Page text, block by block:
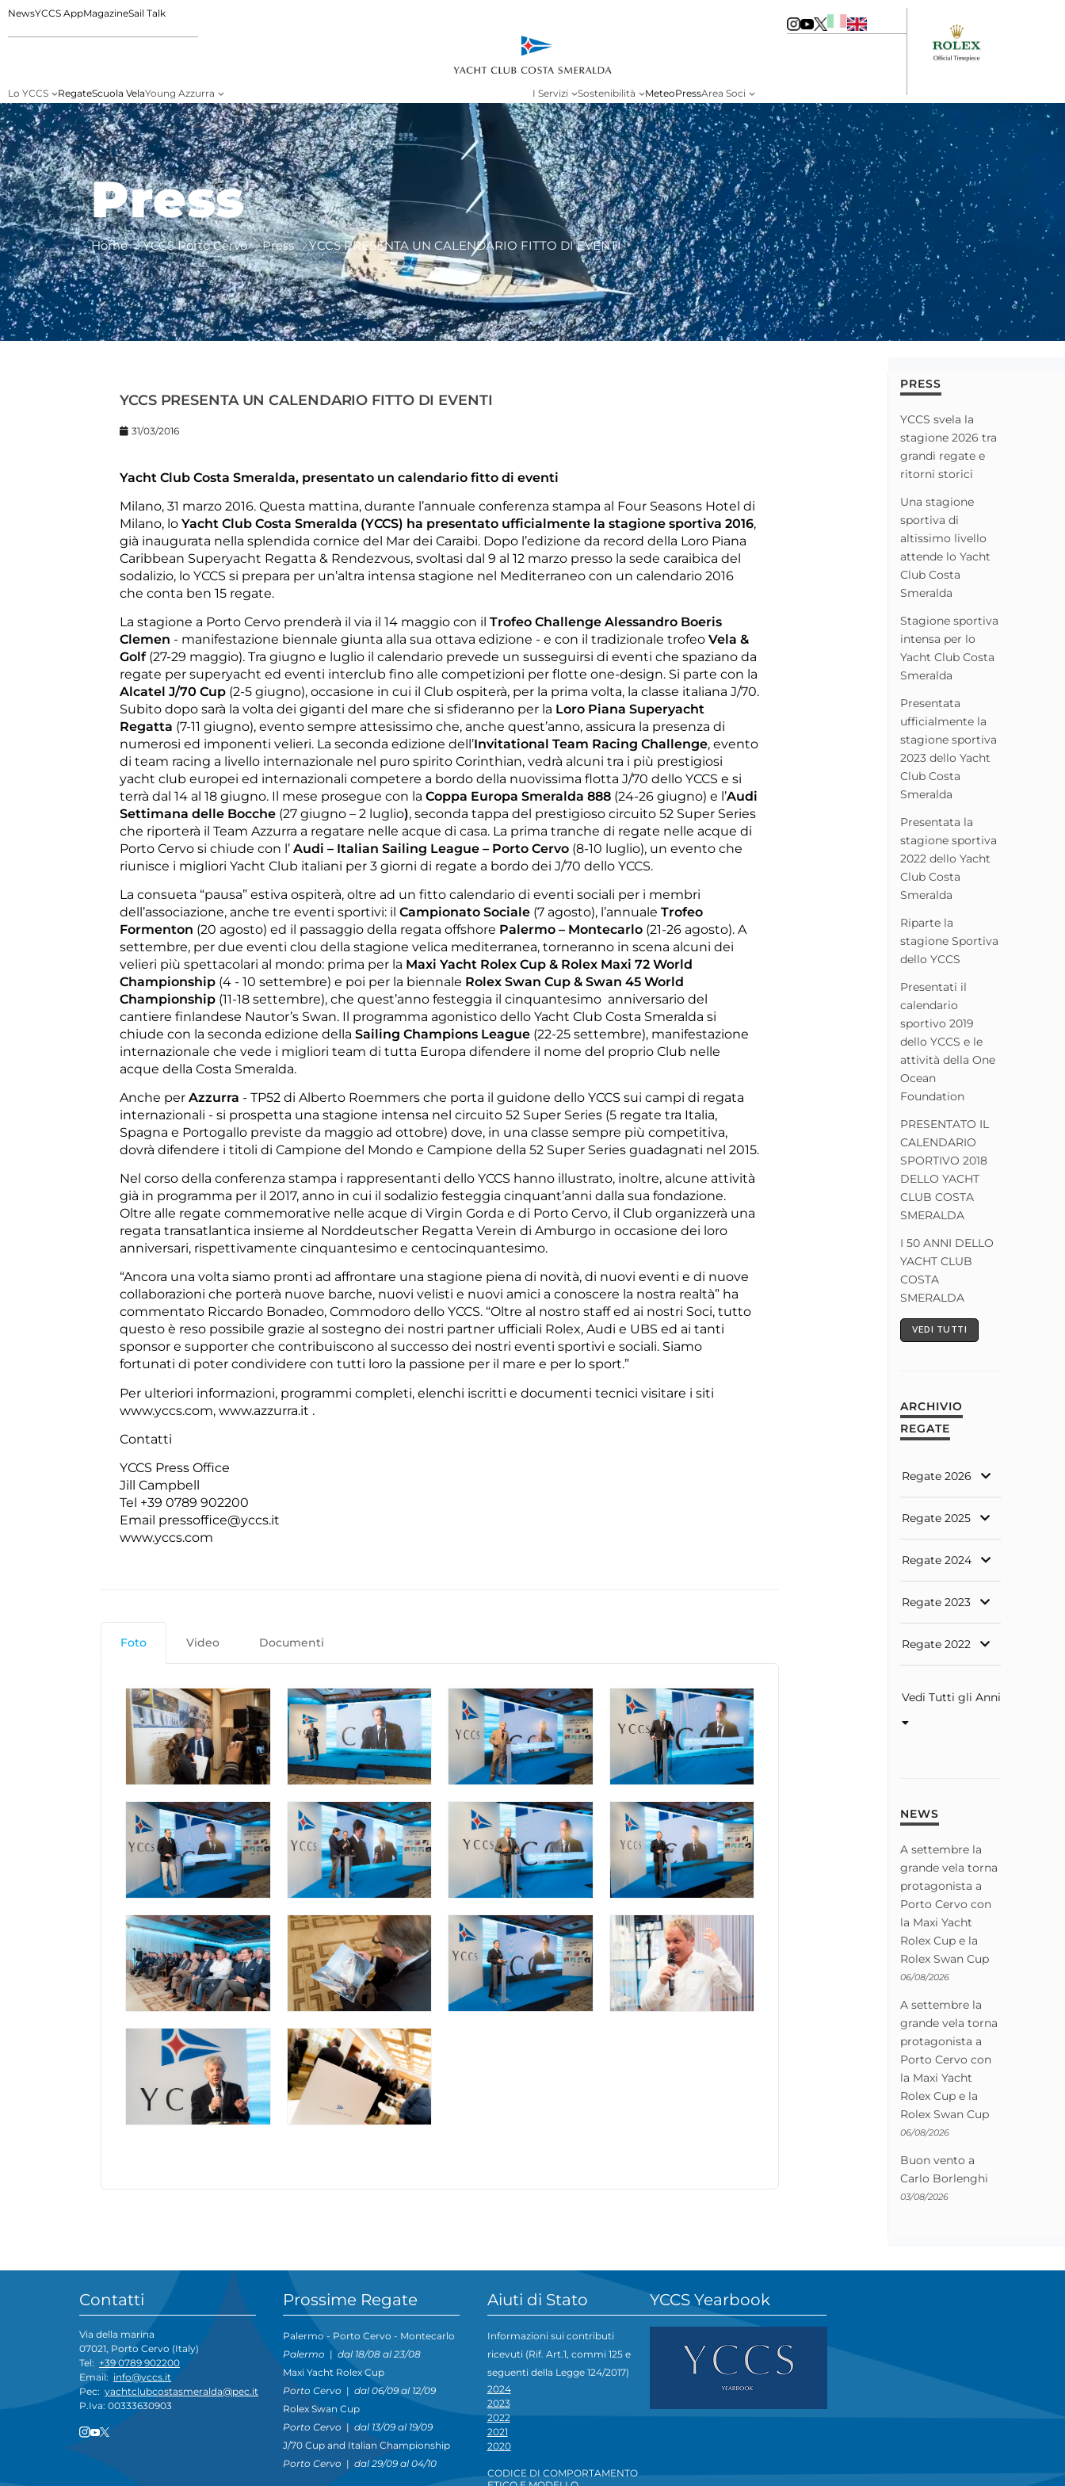
NewsYCCS AppMagazineSail Talk
Lo YCCS RegateScuola VelaYoung Azzurra I Servizi Sostenibilità MeteoPressArea Soci
Press
Home YCCS Porto Cervo Press YCCS PRESENTA UN CALENDARIO FITTO DI EVENTI
YCCS PRESENTA UN CALENDARIO FITTO DI EVENTI
31/03/2016
Yacht Club Costa Smeralda, presentato un calendario fitto di eventi
Milano, 31 marzo 2016. Questa mattina, durante l’annuale conferenza stampa al Four Seasons Hotel di
Milano, lo Yacht Club Costa Smeralda (YCCS) ha presentato ufficialmente la stagione sportiva 2016,
già inaugurata nella splendida cornice del Mar dei Caraibi. Dopo l’edizione da record della Loro Piana
Caribbean Superyacht Regatta & Rendezvous, svoltasi dal 9 al 12 marzo presso la sede caraibica del
sodalizio, lo YCCS si prepara per un’altra intensa stagione nel Mediterraneo con un calendario 2016
che conta ben 15 regate.
La stagione a Porto Cervo prenderà il via il 14 maggio con il Trofeo Challenge Alessandro Boeris
Clemen - manifestazione biennale giunta alla sua ottava edizione - e con il tradizionale trofeo Vela &
Golf(27-29 maggio). Tra giugno e luglio il calendario prevede un susseguirsi di eventi che spaziano da
regate per superyacht ed eventi interclub fino alle competizioni per flotte one-design. Si parte con la
Alcatel J/70 Cup (2-5 giugno), occasione in cui il Club ospiterà, per la prima volta, la classe italiana J/70.
Subito dopo sarà la volta dei giganti del mare che si sfideranno per la Loro Piana Superyacht
Regatta (7-11 giugno), evento sempre attesissimo che, anche quest’anno, assicura la presenza di
numerosi ed imponenti velieri. La seconda edizione dell’Invitational Team Racing Challenge, evento
di team racing a livello internazionale nel puro spirito Corinthian, vedrà alcuni tra i più prestigiosi
yacht club europei ed internazionali competere a bordo della nuovissima flotta J/70 dello YCCS e si
terrà dal 14 al 18 giugno. Il mese prosegue con la Coppa Europa Smeralda 888 (24-26 giugno) e l’Audi
Settimana delle Bocche (27 giugno – 2 luglio), seconda tappa del prestigioso circuito 52 Super Series
che riporterà il Team Azzurra a regatare nelle acque di casa. La prima tranche di regate nelle acque di
Porto Cervo si chiude con l’ Audi – Italian Sailing League – Porto Cervo (8-10 luglio), un evento che
riunisce i migliori Yacht Club italiani per 3 giorni di regate a bordo dei J/70 dello YCCS.
La consueta “pausa” estiva ospiterà, oltre ad un fitto calendario di eventi sociali per i membri
dell’associazione, anche tre eventi sportivi: il Campionato Sociale (7 agosto), l’annuale Trofeo
Formenton (20 agosto) ed il passaggio della regata offshore Palermo – Montecarlo (21-26 agosto). A
settembre, per due eventi clou della stagione velica mediterranea, torneranno in scena alcuni dei
velieri più spettacolari al mondo: prima per la Maxi Yacht Rolex Cup & Rolex Maxi 72 World
Championship (4 - 10 settembre) e poi per la biennale Rolex Swan Cup & Swan 45 World
Championship (11-18 settembre), che quest’anno festeggia il cinquantesimo anniversario del
cantiere finlandese Nautor’s Swan. Il programma agonistico dello Yacht Club Costa Smeralda si
chiude con la seconda edizione della Sailing Champions League (22-25 settembre), manifestazione
internazionale che vede i migliori team di tutta Europa difendere il nome del proprio Club nelle
acque della Costa Smeralda.
Anche per Azzurra - TP52 di Alberto Roemmers che porta il guidone dello YCCS sui campi di regata
internazionali - si prospetta una stagione intensa nel circuito 52 Super Series (5 regate tra Italia,
Spagna e Portogallo previste da maggio ad ottobre) dove, in una classe sempre più competitiva,
dovrà difendere i titoli di Campione del Mondo e Campione della 52 Super Series guadagnati nel 2015.
Nel corso della conferenza stampa i rappresentanti dello YCCS hanno illustrato, inoltre, alcune attività
già in programma per il 2017, anno in cui il sodalizio festeggia cinquant’anni dalla sua fondazione.
Oltre alle regate commemorative nelle acque di Virgin Gorda e di Porto Cervo, il Club organizzerà una
regata transatlantica insieme al Norddeutscher Regatta Verein di Amburgo in occasione dei loro
anniversari, rispettivamente cinquantesimo e centocinquantesimo.
“Ancora una volta siamo pronti ad affrontare una stagione piena di novità, di nuovi eventi e di nuove
collaborazioni che porterà nuove barche, nuovi velisti e nuovi amici a conoscere la nostra realtà” ha
commentato Riccardo Bonadeo, Commodoro dello YCCS. “Oltre al nostro staff ed ai nostri Soci, tutto
questo è reso possibile grazie al sostegno dei nostri partner ufficiali Rolex, Audi e UBS ed ai tanti
sponsor e supporter che contribuiscono al successo dei nostri eventi sportivi e sociali. Siamo
fortunati di poter condividere con tutti loro la passione per il mare e per lo sport.”
Per ulteriori informazioni, programmi completi, elenchi iscritti e documenti tecnici visitare i siti
www.yccs.com, www.azzurra.it .
Contatti
YCCS Press Office
Jill Campbell
Tel +39 0789 902200
Email pressoffice@yccs.it
www.yccs.com
Foto Video Documenti
PRESS
YCCS svela la
stagione 2026 tra
grandi regate e
ritorni storici
Una stagione
sportiva di
altissimo livello
attende lo Yacht
Club Costa
Smeralda
Stagione sportiva
intensa per lo
Yacht Club Costa
Smeralda
Presentata
ufficialmente la
stagione sportiva
2023 dello Yacht
Club Costa
Smeralda
Presentata la
stagione sportiva
2022 dello Yacht
Club Costa
Smeralda
Riparte la
stagione Sportiva
dello YCCS
Presentati il
calendario
sportivo 2019
dello YCCS e le
attività della One
Ocean
Foundation
PRESENTATO IL
CALENDARIO
SPORTIVO 2018
DELLO YACHT
CLUB COSTA
SMERALDA
I 50 ANNI DELLO
YACHT CLUB
COSTA
SMERALDA
VEDI TUTTI
ARCHIVIO
REGATE
Regate 2026
Regate 2025
Regate 2024
Regate 2023
Regate 2022
Vedi Tutti gli Anni
NEWS
A settembre la
grande vela torna
protagonista a
Porto Cervo con
la Maxi Yacht
Rolex Cup e la
Rolex Swan Cup
06/08/2026
A settembre la
grande vela torna
protagonista a
Porto Cervo con
la Maxi Yacht
Rolex Cup e la
Rolex Swan Cup
06/08/2026
Buon vento a
Carlo Borlenghi
03/08/2026
Contatti
Via della marina
07021, Porto Cervo (Italy)
Tel: +39 0789 902200
Email: info@yccs.it
Pec: yachtclubcostasmeralda@pec.it
P.Iva: 00333630903
Prossime Regate
Palermo - Porto Cervo - Montecarlo
Palermo |dal 18/08 al 23/08
Maxi Yacht Rolex Cup
Porto Cervo |dal 06/09 al 12/09
Rolex Swan Cup
Porto Cervo |dal 13/09 al 19/09
J/70 Cup and Italian Championship
Porto Cervo |dal 29/09 al 04/10
Aiuti di Stato
Informazioni sui contributi
ricevuti (Rif. Art.1, commi 125 e
seguenti della Legge 124/2017)
2024
2023
2022
2021
2020
CODICE DI COMPORTAMENTO
YCCS Yearbook